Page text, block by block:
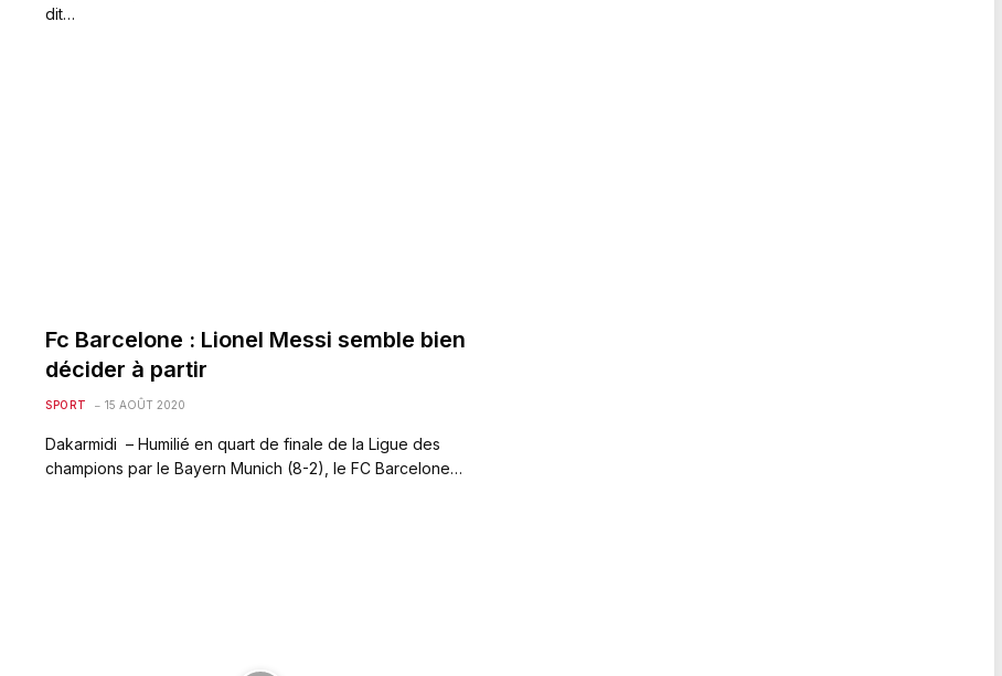
dit…
Fc Barcelone : Lionel Messi semble bien
décider à partir
SPORT 15 AOÛT 2020
Dakarmidi – Humilié en quart de finale de la Ligue des
champions par le Bayern Munich (8-2), le FC Barcelone…